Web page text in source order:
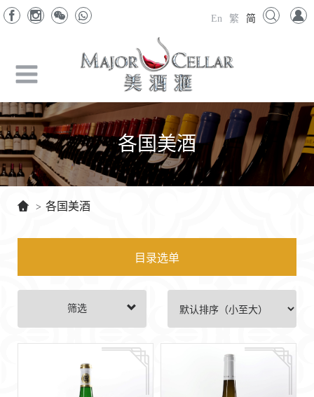
En 繁 简
各国美酒
> 各国美酒
目录选单
筛选